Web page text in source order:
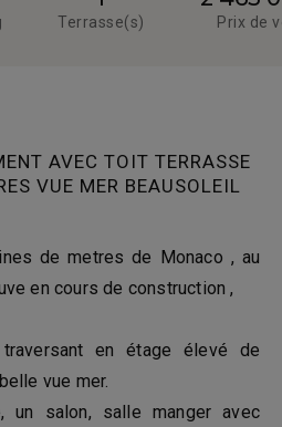
Terrasse(s) Prix de
AVEC TOIT TERRASSE
VUE MER BEAUSOLEIL
de metres de Monaco , au
en cours de construction ,
en étage élevé de
vue mer.
un salon, salle manger avec